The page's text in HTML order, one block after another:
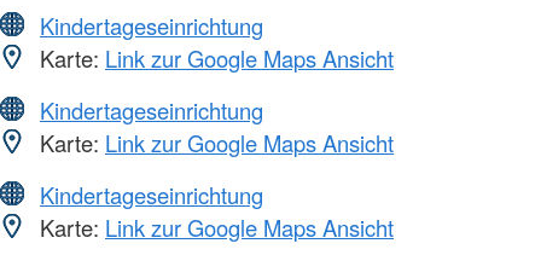
Kindertageseinrichtung
Karte: Link zur Google Maps Ansicht
Kindertageseinrichtung
Karte: Link zur Google Maps Ansicht
Kindertageseinrichtung
Karte: Link zur Google Maps Ansicht